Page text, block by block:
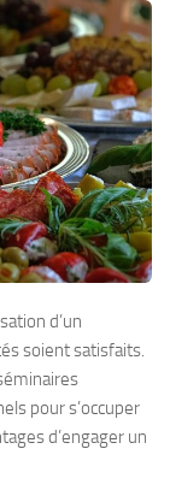
d’un
soient satisfaits.
pour s’occuper
d’engager un